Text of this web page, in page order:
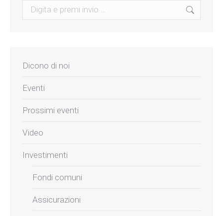
Search:
Dicono di noi
Eventi
Prossimi eventi
Video
Investimenti
Fondi comuni
Assicurazioni